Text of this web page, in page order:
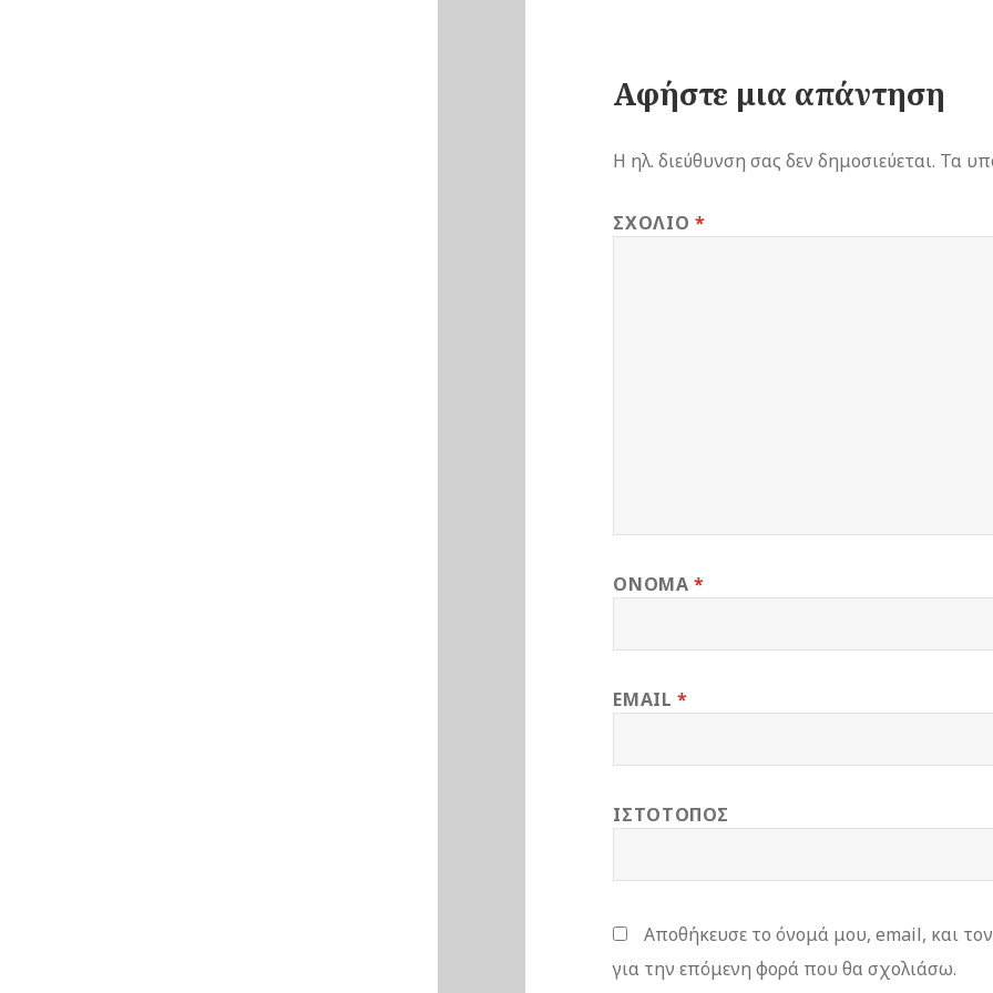
Αφήστε μια απάντηση
Η ηλ. διεύθυνση σας δεν δημοσιεύεται. Τα
ΣΧΌΛΙΟ *
ΌΝΟΜΑ*
EMAIL*
ΙΣΤΌΤΟΠΟΣ
Αποθήκευσε το όνομά μου, email, και
για την επόμενη φορά που θα σχολιάσω.